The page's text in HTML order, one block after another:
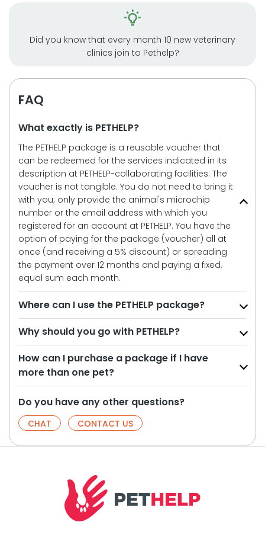
Did you know that every month 10 new veterinary
clinics join to Pethelp?
FAQ
What exactly is PETHELP?
The PETHELP package is a reusable voucher that
can be redeemed for the services indicated in its
description at PETHELP-collaborating facilities. The
voucher is not tangible. You do not need to bring it
with you; only provide the animal's microchip
number or the email address with which you
registered for an account at PETHELP. You have the
option of paying for the package (voucher) all at
once (and receiving a 5% discount) or spreading
the payment over 12 months and paying a fixed,
equal sum each month.
Where can I use the PETHELP package?
Why should you go with PETHELP?
How can I purchase a package if I have
more than one pet?
Do you have any other questions?
CHAT CONTACT US